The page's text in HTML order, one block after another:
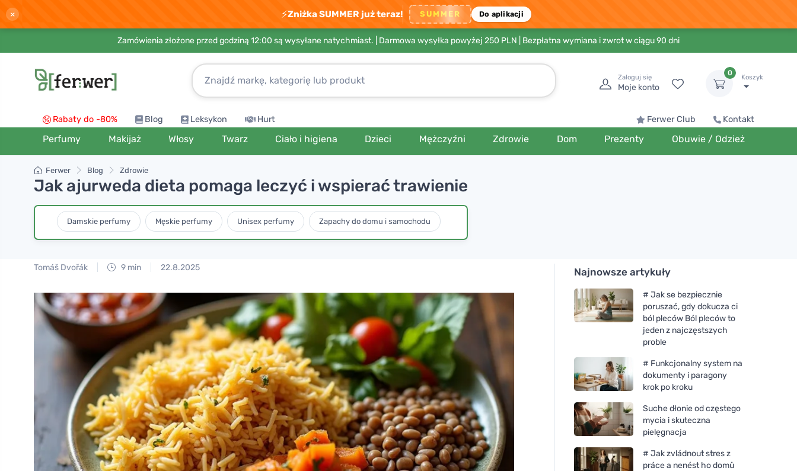
× ⚡Zniżka SUMMER już teraz! SUMMER Do aplikacji
Zamówienia złożone przed godziną 12:00 są wysyłane natychmiast. | Darmowa wysyłka powyżej 250 PLN | Bezpłatna wymiana i zwrot w ciągu 90 dni
Zaloguj się
Moje konto
0
Koszyk
Rabaty do -80% Blog Leksykon Hurt Ferwer Club Kontakt
Perfumy Makijaż Włosy Twarz Ciało i higiena Dzieci Mężczyźni Zdrowie Dom Prezenty Obuwie / Odzież
Ferwer Blog Zdrowie
Jak ajurweda dieta pomaga leczyć i wspierać trawienie
Damskie perfumy Męskie perfumy Unisex perfumy Zapachy do domu i samochodu
Tomáš Dvořák 9 min 22.8.2025 Najnowsze artykuły
# Jak se bezpiecznie
poruszać, gdy dokucza ci
ból pleców Ból pleców to
jeden z najczęstszych
proble
# Funkcjonalny system na
dokumenty i paragony
krok po kroku
Suche dłonie od częstego
mycia i skuteczna
pielęgnacja
# Jak zvládnout stres z
práce a nenést ho domů